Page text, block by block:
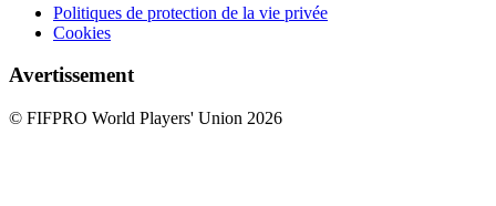
Politiques de protection de la vie privée
Cookies
Avertissement
© FIFPRO World Players' Union 2026